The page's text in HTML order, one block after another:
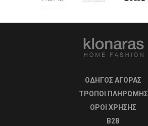
ΟΔΗΓΟΣ ΑΓΟΡΑΣ
ΤΡΟΠΟΙ ΠΛΗΡΩΜΗΣ
OΡΟΙ ΧΡΗΣΗΣ
B2B